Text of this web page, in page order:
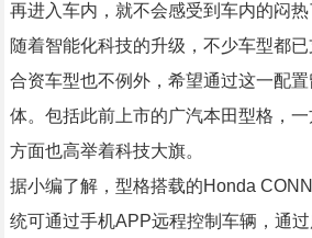
再进入车内，就不会感受到车内的闷热
随着智能化科技的升级，不少车型都已
合资车型也不例外，希望通过这一配
体。包括此前上市的广汽本田型格，
方面也高举着科技大旗。
据小编了解，型格搭载的Honda
统可通过手机APP远程控制车辆，通